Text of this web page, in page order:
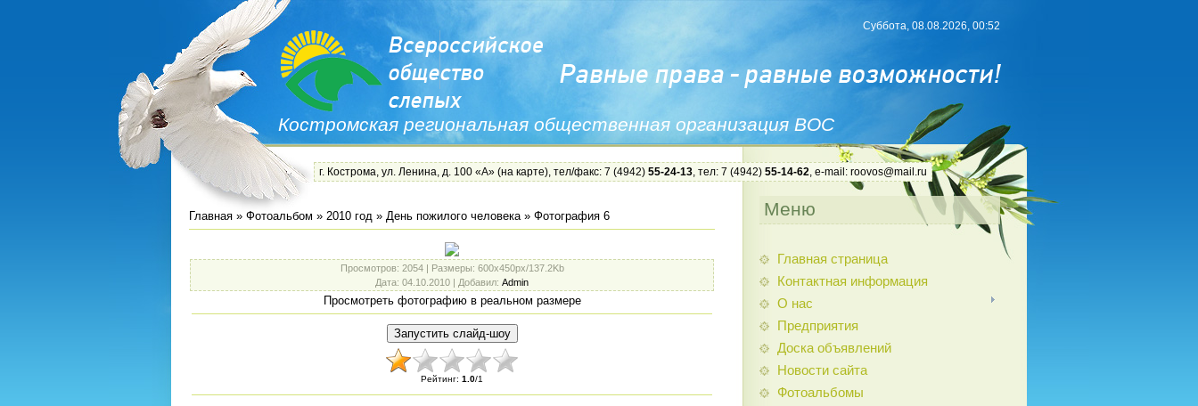
Костромская региональная общественная организация ВОС
Суббота, 08.08.2026, 00:52
г. Кострома, ул. Ленина, д. 100 «А» (на карте), тел/факс: 7 (4942) 55-24-13, тел: 7 (4942) 55-14-62, e-mail: roovos@mail.ru
Главная » Фотоальбом » 2010 год » День пожилого человека» Фотография 6
Просмотров: 2054 | Размеры: 600x450px/137.2Kb
Дата: 04.10.2010 | Добавил: Admin
Просмотреть фотографию в реальном размере
Рейтинг: 1.0/1
Меню
Главная страница
Контактная информация
О нас
Предприятия
Доска объявлений
Новости сайта
Фотоальбомы